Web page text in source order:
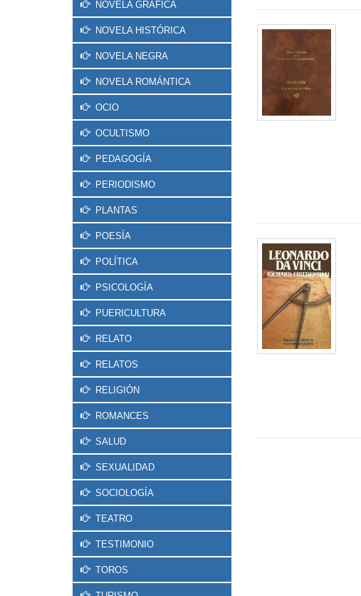
NOVELA GRÁFICA
NOVELA HISTÓRICA
NOVELA NEGRA
NOVELA ROMÁNTICA
OCIO
OCULTISMO
PEDAGOGÍA
PERIODISMO
PLANTAS
POESÍA
POLÍTICA
PSICOLOGÍA
PUERICULTURA
RELATO
RELATOS
RELIGIÓN
ROMANCES
SALUD
SEXUALIDAD
SOCIOLOGÍA
TEATRO
TESTIMONIO
TOROS